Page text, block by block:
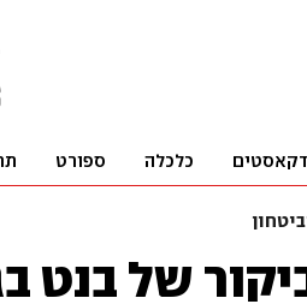
כלכלה ספורט
של בנט